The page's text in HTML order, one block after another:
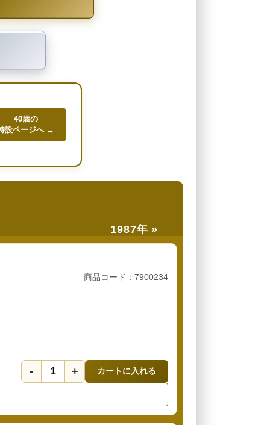
40歳の
設ページへ →
1987年 »
商品コード：7900234
- + カートに入れる